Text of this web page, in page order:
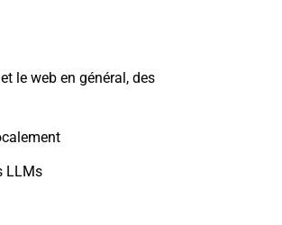
le web en général, des
LLMs